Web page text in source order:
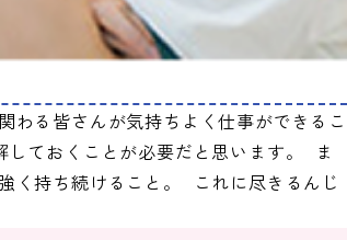
わる皆さんが気持ちよく仕事ができるこ
ておくことが必要だと思います。 ま
く持ち続けること。 これに尽きるんじ